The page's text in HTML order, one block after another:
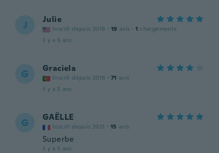
J Julie
Inscrit depuis 2016 · 19 avis · 1 chargements
il y a 5 ans
G Graciela
Inscrit depuis 2016 · 71 avis
il y a 5 ans
G GAËLLE
Inscrit depuis 2021 · 15 avis
Superbe
il y a 5 ans